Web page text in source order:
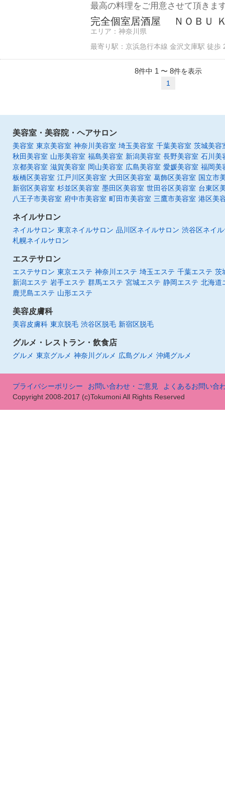
最高の料理をご用意させて頂きま
完全個室居酒屋 ＮＯＢＵ
エリア： 神奈川県
最寄り駅： 京浜急行本線 金沢文庫駅 徒歩
8件中 1 〜 8件を表示
1
美容室・美容院・ヘアサロン
美容室 東京美容室 神奈川美容室 埼玉美容室 千葉美容室 茨城美容
秋田美容室 山形美容室 福島美容室 新潟美容室 長野美容室 石川美
京都美容室 滋賀美容室 岡山美容室 広島美容室 愛媛美容室 福岡美
板橋区美容室 江戸川区美容室 大田区美容室 葛飾区美容室 国立市
新宿区美容室 杉並区美容室 墨田区美容室 世田谷区美容室 台東区
八王子市美容室 府中市美容室 町田市美容室 三鷹市美容室 港区美
ネイルサロン
ネイルサロン 東京ネイルサロン 品川区ネイルサロン 渋谷区ネイ
札幌ネイルサロン
エステサロン
エステサロン 東京エステ 神奈川エステ 埼玉エステ 千葉エステ 茨
新潟エステ 岩手エステ 群馬エステ 宮城エステ 静岡エステ 北海道
鹿児島エステ 山形エステ
美容皮膚科
美容皮膚科 東京脱毛 渋谷区脱毛 新宿区脱毛
グルメ・レストラン・飲食店
グルメ 東京グルメ 神奈川グルメ 広島グルメ 沖縄グルメ
プライバシーポリシー お問い合わせ・ご意見
よくあるお問い合
Copyright 2008-2017 (c)Tokumoni All Rights Reserved